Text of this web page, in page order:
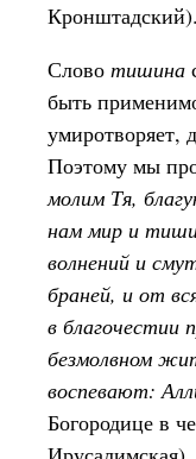
Кронштадский).
Слово тишина
быть
умиротворяет,
Поэтому мы
молим Тя,
нам мир и
волнений и
браней, и от
в благочестии
безмолвном
воспевают:
Богородице в